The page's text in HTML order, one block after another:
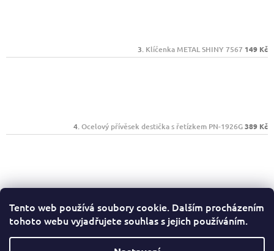
Tento web používá soubory cookie. Dalším procházením
tohoto webu vyjadřujete souhlas s jejich používáním.
Klíčenka METAL SHINY 7567 149 Kč
Ocelový přívěsek destička s řetízkem PN-1926G389 Kč
Náhrdelník z chirurgické oceli GX-2549S 329 Kč
Facebook